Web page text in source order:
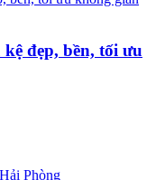
đẹp, bền, tối ưu